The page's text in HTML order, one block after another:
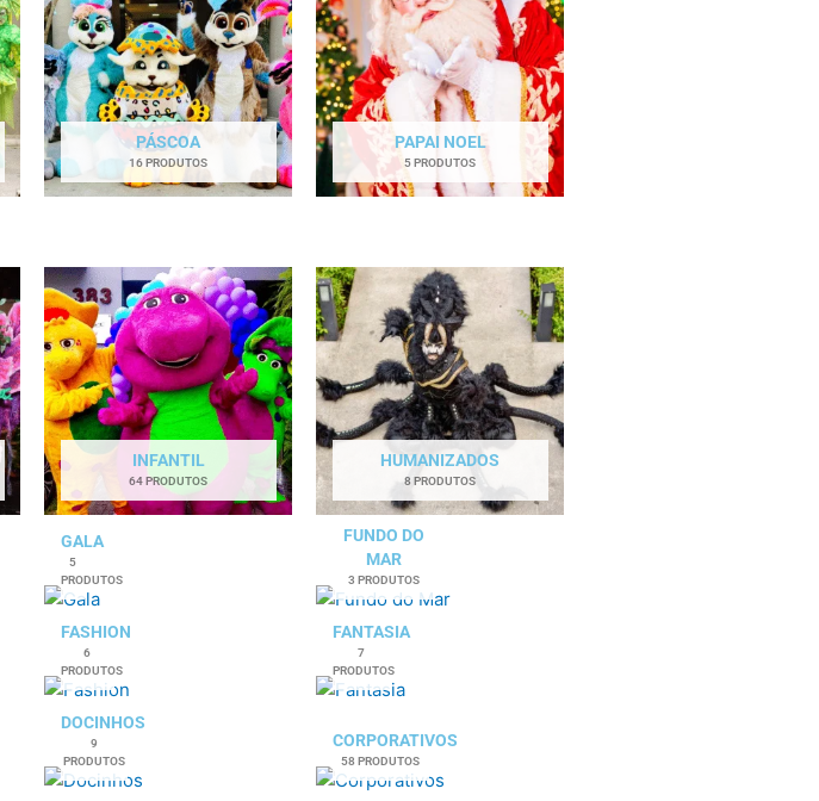
PÁSCOA
16 PRODUTOS
PAPAI NOEL
5 PRODUTOS
INFANTIL
64 PRODUTOS
HUMANIZADOS
8 PRODUTOS
GALA
5
PRODUTOS
FUNDO DO
MAR
3 PRODUTOS
FASHION
6
PRODUTOS
FANTASIA
7
PRODUTOS
DOCINHOS
9
PRODUTOS
CORPORATIVOS
58 PRODUTOS